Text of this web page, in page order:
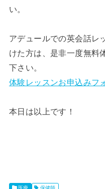
い。
アデュールでの英会話レ
けた方は、是非一度無料
下さい。
体験レッスンお申込みフ
本日は以上です！